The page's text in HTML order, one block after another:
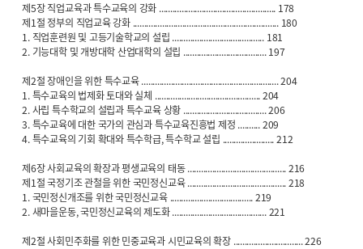
제5장 직업교육과 특수교육의 강화 .................................................... 178
제1절 정부의 직업교육 강화 ................................................................. 180
1. 직업훈련원 및 고등기술학교의 설립 ......................................... 181
2. 기능대학 및 개방대학 산업대학의 설립 ..................................... 197
제2절 장애인을 위한 특수교육 ............................................................. 204
1. 특수교육의 법제화 토대와 실체 ............................................... 204
2. 사립 특수학교의 설립과 특수교육 상황 ..................................... 206
3. 특수교육에 대한 국가의 관심과 특수교육진흥법 제정 .......... 209
4. 특수교육의 기회 확대와 특수학급, 특수학교 설립 ....................... 212
제6장 사회교육의 확장과 평생교육의 태동 ............................................ 216
제1절 국정기조 관철을 위한 국민정신교육 ............................................ 218
1. 국민정신개조를 위한 국민정신교육 ..................................... 219
2. 새마을운동, 국민정신교육의 제도화 .......................................... 221
제2절 사회민주화를 위한 민중교육과 시민교육의 확장 ............................... 226